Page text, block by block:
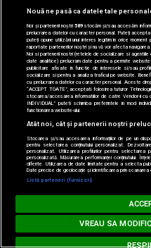
23 dec
La ce oră ajunge Moş
Loading...
KYGO & AVA MAX
Nouă ne pasă ca datele tale
Noi și partenerii noștri589stocăm și/sau accesăm
prelucrarea datelor cu caracter personal. Puteți
puteți opune utilizării unui interes legitim în orice
raportate partenerilor noștri și nu vă vor afecta navigarea.
Noi si partenerii nostri (retelele de socializare si
date analitice) prelucram date pentru a permite
publicitare afisate in functie de interesele si/sau
socializare si pentru a analiza traficul pe website.
cu prelucrarea datelor cu caracter personal. Aceste
“ACCEPT TOATE”, acceptati folosirea tuturor
stocarea/accesarea informatiilor de catre Vendor-ii cu
INDIVIDUAL” puteti schimba preferintele in mod
functionarea website-ului.
Atât noi, cât și partenerii noștri
Stocarea și/sau accesarea informațiilor de pe un
pentru selectarea conținutului personalizat.
personalizat. Utilizarea profilurilor pentru selectarea
personalizată. Măsurarea performanței conținutului.
diferite. Utilizarea de date limitate pentru a selecta
Date precise de geolocație și identificarea prin scanarea
Listă parteneri (furnizori)
VREAU SA